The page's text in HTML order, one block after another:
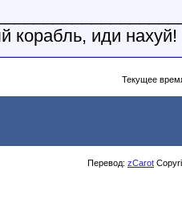
корабль, иди нахуй!
Текущее
Перевод: zCarot